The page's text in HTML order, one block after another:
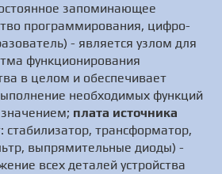
запоминающее
программирования, цифро-
- является узлом для
функционирования
в целом и обеспечивает
необходимых функций
плата источника
стабилизатор, трансформатор,
выпрямительные диоды) -
всех деталей устройства